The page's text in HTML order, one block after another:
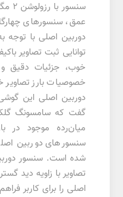
عمق، سنسور‌های
دوربین اصلی با توجه
توانایی ثبت تصاویر
خوب، جزئیات دقیق و
خصوصیات بارز
دوربین اصلی این
میان‌رده موجود در
سنسور‌های دوربین
تصاویر با زاویه دید
اصلی را برای کاربر